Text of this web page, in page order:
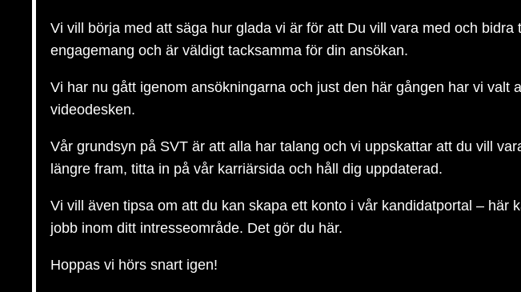
Vi vill börja med att säga hur glada vi är för att Du vill vara med och
engagemang och är väldigt tacksamma för din ansökan.
Vi har nu gått igenom ansökningarna och just den här gången har vi
videodesken.
Vår grundsyn på SVT är att alla har talang och vi uppskattar att du vill
längre fram, titta in på vår karriärsida och håll dig uppdaterad.
Vi vill även tipsa om att du kan skapa ett konto i vår kandidatportal –
jobb inom ditt intresseområde. Det gör du här.
Hoppas vi hörs snart igen!